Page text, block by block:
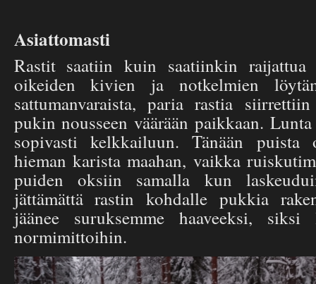
Asiattomasti
Rastit saatiin kuin saatiinkin raijattua
oikeiden kivien ja notkelmien
sattumanvaraista, paria rastia
pukin nousseen väärään paikkaan.
sopivasti kelkkailuun. Tänään puista
hieman karista maahan, vaikka
puiden oksiin samalla kun
jättämättä rastin kohdalle pukkia
jäänee suruksemme haaveeksi, siksi
normimittoihin.